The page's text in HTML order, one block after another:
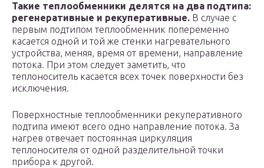
Такие теплообменники делятся на два подтипа:
регенеративные и рекуперативные. В случае с
первым подтипом теплообменник попеременно
касается одной и той же стенки нагревательного
устройства, меняя, время от времени, направление
потока. При этом следует заметить, что
теплоноситель касается всех точек поверхности без
исключения.
Поверхностные теплообменники рекуперативного
подтипа имеют всего одно направление потока. За
нагрев отвечает постоянная циркуляция
теплоносителя от одной разделительной точки
прибора к другой.